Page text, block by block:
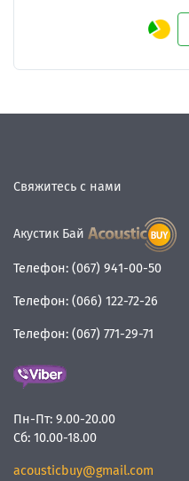
Свяжитесь с нами
Акустик Бай
Телефон: (067) 941-00-50
Телефон: (066) 122-72-26
Телефон: (067) 771-29-71
Пн-Пт: 9.00-20.00
Сб: 10.00-18.00
acousticbuy@gmail.com